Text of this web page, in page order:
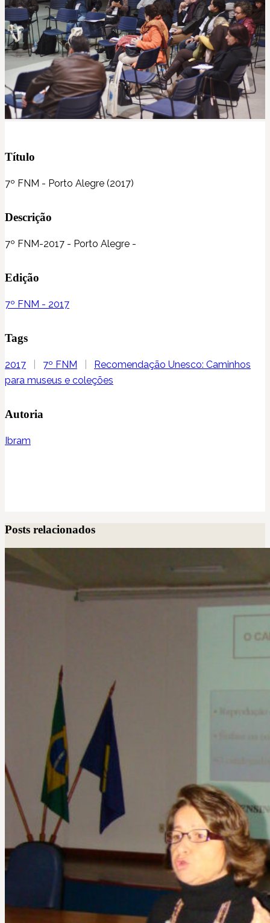
Título
7º FNM - Porto Alegre (2017)
Descrição
7º FNM-2017 - Porto Alegre -
Edição
7º FNM - 2017
Tags
2017 7º FNM
Recomendação Unesco: Caminhos
para museus e coleções
Autoria
Ibram
Posts relacionados